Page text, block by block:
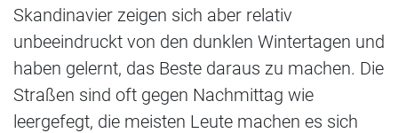
Skandinavier zeigen sich aber relativ
unbeeindruckt von den dunklen Wintertagen und
haben gelernt, das Beste daraus zu machen. Die
Straßen sind oft gegen Nachmittag wie
leergefegt, die meisten Leute machen es sich